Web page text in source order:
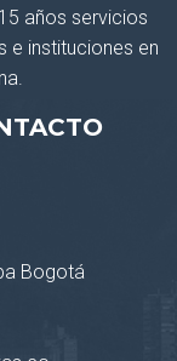
años servicios
e instituciones en
Bogotá